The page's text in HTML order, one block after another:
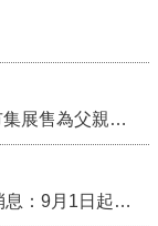
3對3戰鬥陀螺團體賽決戰銅鑼灣 青創市集展售為父親節增添繽紛
苗栗親子館暨托嬰中心揭牌 縣長宣布好消息：9月1日起調降臨時托嬰費用